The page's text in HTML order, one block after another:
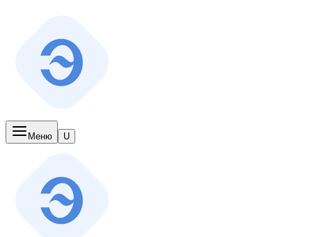
Меню U